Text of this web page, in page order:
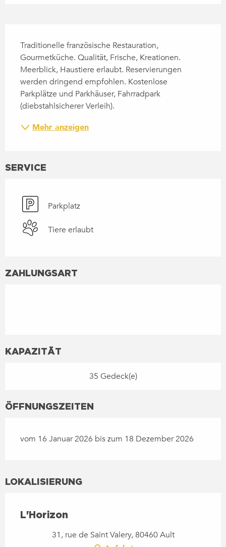
Traditionelle französische Restauration,
Gourmetküche. Qualität, Frische, Kreationen.
Meerblick, Haustiere erlaubt. Reservierungen
werden dringend empfohlen. Kostenlose
Parkplätze und Parkhäuser, Fahrradpark
(diebstahlsicherer Verleih).
Mehr anzeigen
SERVICE
Parkplatz
Tiere erlaubt
ZAHLUNGSART
KAPAZITÄT
35 Gedeck(e)
ÖFFNUNGSZEITEN
vom 16 Januar 2026 bis zum 18 Dezember 2026
LOKALISIERUNG
L'Horizon
31, rue de Saint Valery, 80460 Ault